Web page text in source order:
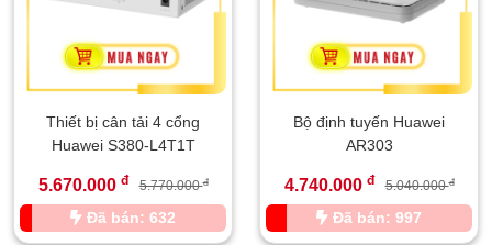
Thiết bị cân tải 4 cổng
Huawei S380-L4T1T
5.670.000 đ 5.770.000đ
Đã bán: 632
Bộ định tuyến Huawei
AR303
4.740.000 đ 5.040.000đ
Đã bán: 997